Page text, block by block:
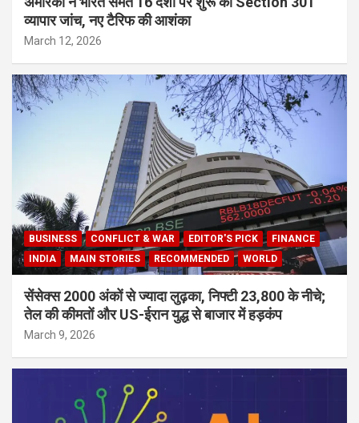
व्यापार जांच, नए टैरिफ की आशंका
March 12, 2026
BUSINESS CONFLICT & WAR EDITOR'S PICK
FINANCE
INDIA
MAIN STORIES RECOMMENDED WORLD
सेंसेक्स 2000 अंकों से ज्यादा लुढ़का, निफ्टी 23,800 के नीचे;
तेल की कीमतों और US-ईरान युद्ध से बाजार में हड़कंप
March 9, 2026